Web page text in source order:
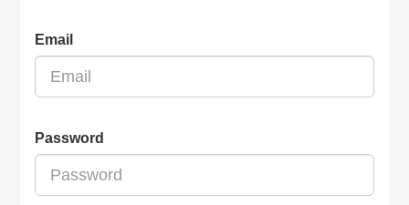
Email
Password